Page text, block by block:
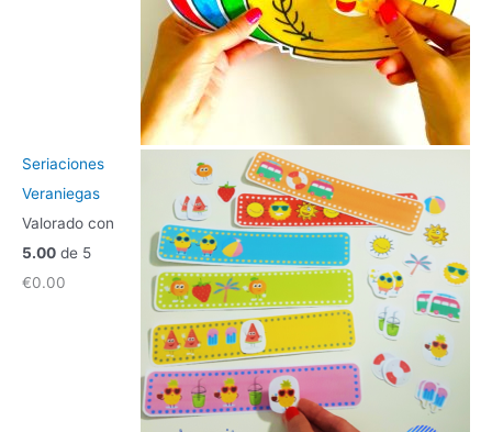
Seriaciones
Veraniegas
Valorado con
5.00 de 5
€0.00